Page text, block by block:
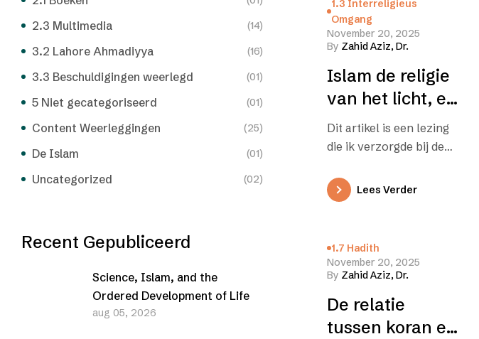
1.3 Interreligieus
Omgang
November 20, 2025
By Zahid Aziz, Dr.
Islam de religie
van het licht, en
het Diwali-feest
van de hindoes
Dit artikel is een lezing
die ik verzorgde bij de
AAIIL in Londen. Het
onderwerp is…
Lees Verder
1.7 Hadith
November 20, 2025
By Zahid Aziz, Dr.
De relatie
tussen koran en
2.3 Multimedia (14)
3.2 Lahore Ahmadiyya (16)
3.3 Beschuldigingen weerlegd (01)
5 Niet gecategoriseerd (01)
Content Weerleggingen (25)
De Islam (01)
Uncategorized (02)
Recent Gepubliceerd
Science, Islam, and the
Ordered Development of Life
aug 05, 2026